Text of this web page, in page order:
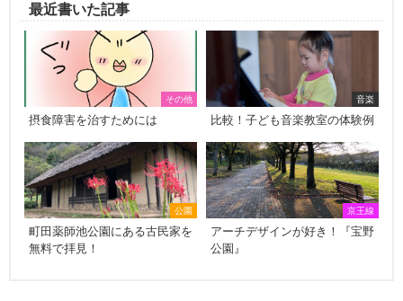
最近書いた記事
その他
摂食障害を治すためには
音楽
比較！子ども音楽教室の体験例
公園
町田薬師池公園にある古民家を
無料で拝見！
京王線
アーチデザインが好き！『宝野
公園』